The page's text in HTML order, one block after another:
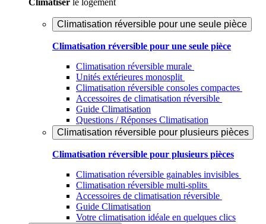
Climatiser le logement
Climatisation réversible pour une seule pièce
Climatisation réversible pour une seule pièce
Climatisation réversible murale
Unités extérieures monosplit
Climatisation réversible consoles compactes
Accessoires de climatisation réversible
Guide Climatisation
Questions / Réponses Climatisation
Climatisation réversible pour plusieurs pièces
Climatisation réversible pour plusieurs pièces
Climatisation réversible gainables invisibles
Climatisation réversible multi-splits
Accessoires de climatisation réversible
Guide Climatisation
Votre climatisation idéale en quelques clics